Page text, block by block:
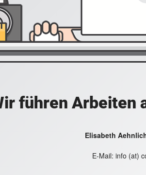
führen Arbeiten
Elisabeth
E-Mail: info (at)